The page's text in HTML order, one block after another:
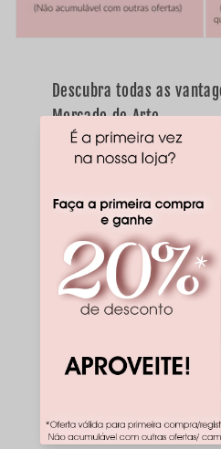
Descubra todas as
Mercado de Arte